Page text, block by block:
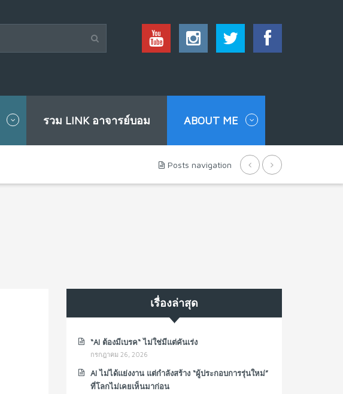
รวม LINK อาจารย์บอม ABOUT ME
Posts navigation
เรื่องล่าสุด
“AI ต้องมีเบรค“ ไม่ใช่มีแต่คันเร่ง
กรกฎาคม 26, 2026
AI ไม่ได้แย่งงาน แต่กำลังสร้าง “ผู้ประกอบการรุ่นใหม่”
ที่โลกไม่เคยเห็นมาก่อน